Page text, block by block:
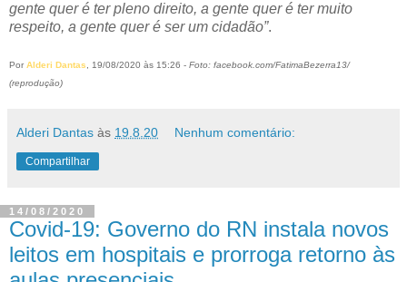
gente quer é ter pleno direito, a gente quer é ter muito
respeito, a gente quer é ser um cidadão”.
Por Alderi Dantas, 19/08/2020 às 15:26 - Foto: facebook.com/FatimaBezerra13/
(reprodução)
Alderi Dantas às 19.8.20 Nenhum comentário:
Compartilhar
14/08/2020
Covid-19: Governo do RN instala novos
leitos em hospitais e prorroga retorno às